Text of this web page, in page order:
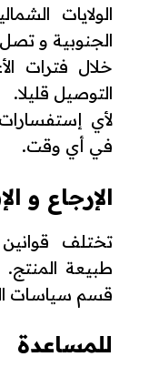
الجنوبية و
خلال فترات
التوصيل قليلا.
لأي
في أي وقت.
الإرجاع و
تختلف
طبيعة
قسم سياسات
للمساعدة